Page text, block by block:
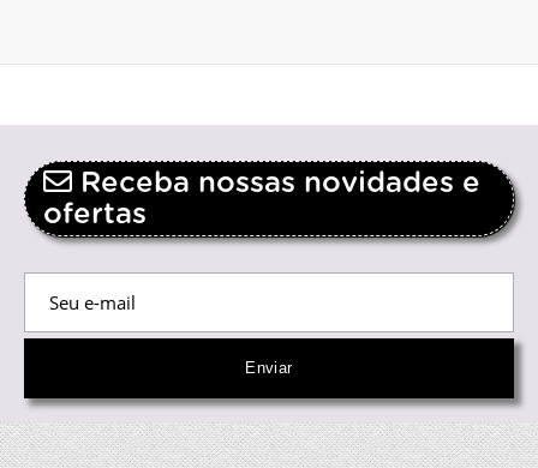
Receba nossas novidades e
ofertas